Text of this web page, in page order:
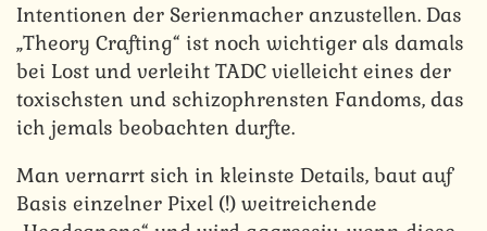
Intentionen der Serienmacher anzustellen. Das
„Theory Crafting“ ist noch wichtiger als damals
bei Lost und verleiht TADC vielleicht eines der
toxischsten und schizophrensten Fandoms, das
ich jemals beobachten durfte.
Man vernarrt sich in kleinste Details, baut auf
Basis einzelner Pixel (!) weitreichende